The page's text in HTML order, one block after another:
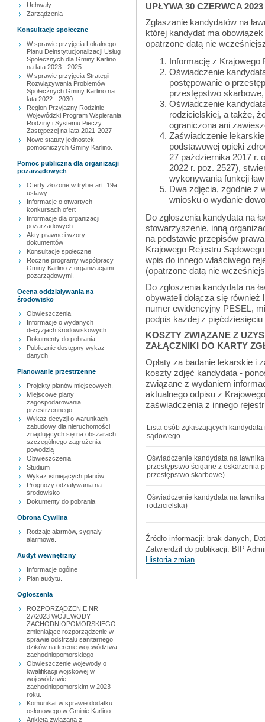
Uchwały
Zarządzenia
Konsultacje społeczne
W sprawie przyjęcia Lokalnego
Planu Deinstytucjonalizacji Usług
Społecznych dla Gminy Karlino
na lata 2023 - 2025.
W sprawie przyjęcia Strategii
Rozwiązywania Problemów
Społecznych Gminy Karlino na
lata 2022 - 2030
Region Przyjazny Rodzinie –
Wojewódzki Program Wspierania
Rodziny i Systemu Pieczy
Zastępczej na lata 2021-2027
Nowe statuty jednostek
pomocniczych Gminy Karlino.
Pomoc publiczna dla organizacji
pozarządowych
Oferty złożone w trybie art. 19a
ustawy.
Informacje o otwartych
konkursach ofert
Informacje dla organizacji
pozarzadowych
Akty prawne i wzory
dokumentów
Konsultacje społeczne
Roczne programy współpracy
Gminy Karlino z organizacjami
pozarządowymi.
Ocena oddziaływania na
środowisko
Obwieszczenia
Informacje o wydanych
decyzjach środowiskowych
Dokumenty do pobrania
Publicznie dostępny wykaz
danych
Planowanie przestrzenne
Projekty planów miejscowych.
Miejscowe plany
zagospodarowania
przestrzennego
Wykaz decyzji o warunkach
zabudowy dla nieruchomości
znajdujących się na obszarach
szczególnego zagrożenia
powodzią
Obwieszczenia
Studium
Wykaz istniejących planów
Prognozy odziaływania na
środowisko
Dokumenty do pobrania
Obrona Cywilna
Rodzaje alarmów, sygnały
alarmowe.
Audyt wewnętrzny
Informacje ogólne
Plan audytu.
Ogłoszenia
ROZPORZĄDZENIE NR
27/2023 WOJEWODY
ZACHODNIOPOMORSKIEGO
zmieniające rozporządzenie w
sprawie odstrzału sanitarnego
dzików na terenie województwa
zachodniopomorskiego
Obwieszczenie wojewody o
kwalifikacji wojskowej w
województwie
zachodniopomorskim w 2023
roku.
Komunikat w sprawie dodatku
osłonowego w Gminie Karlino.
Ankieta związana z
UPŁYWA 30 CZERWCA
Zgłaszanie kandydatów na
której kandydat ma
opatrzone datą nie
Informację z Krajowego
Oświadczenie
postępowanie o
przestępstwo skarbowe,
Oświadczenie
rodzicielskiej, a także,
ograniczona ani
Zaświadczenie
podstawowej opieki
27 października 2017 r.
2022 r. poz. 2527),
wykonywania funkcji
Dwa zdjęcia, zgodnie z
wniosku o wydanie
Do zgłoszenia kandydata na
stowarzyszenie, inną
na podstawie przepisów
Krajowego Rejestru
wpis do innego właściwego
(opatrzone datą nie
Do zgłoszenia kandydata na
obywateli dołącza się
numer ewidencyjny PESEL,
podpis każdej z
KOSZTY ZWIĄZANE Z
ZAŁĄCZNIKI DO KARTY
Opłaty za badanie lekarskie i
koszty zdjęć kandydata -
związane z wydaniem
aktualnego odpisu z
zaświadczenia z innego
Lista osób zgłaszających kandydata
sądowego.
Oświadczenie kandydata na
przestępstwo ścigane z oskarżenia
przestępstwo skarbowe)
Oświadczenie kandydata na ławnika
rodzicielska)
Źródło informacji: brak danych ,
Zatwierdził do publikacji: BIP
Historia zmian